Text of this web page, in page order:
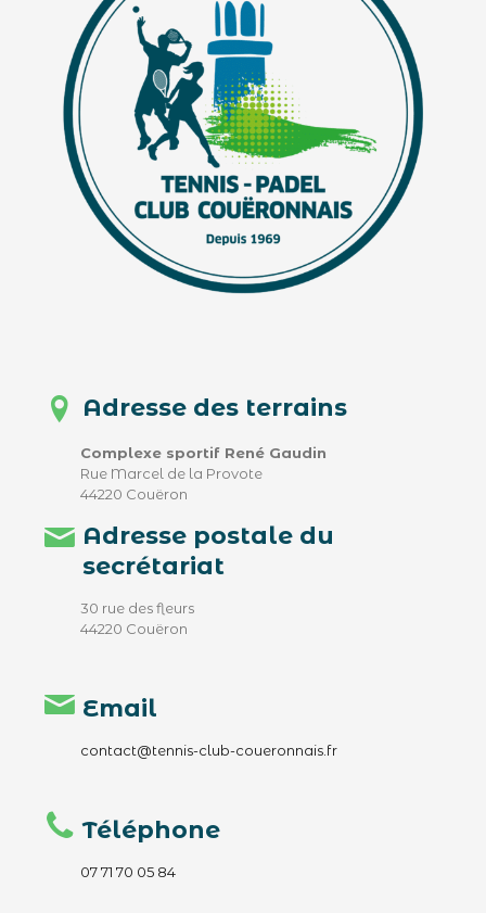
Adresse des terrains
Complexe sportif René Gaudin
Rue Marcel de la Provote
44220 Couëron
Adresse postale du
secrétariat
30 rue des fleurs
44220 Couëron
Email
contact@tennis-club-coueronnais.fr
Téléphone
07 71 70 05 84